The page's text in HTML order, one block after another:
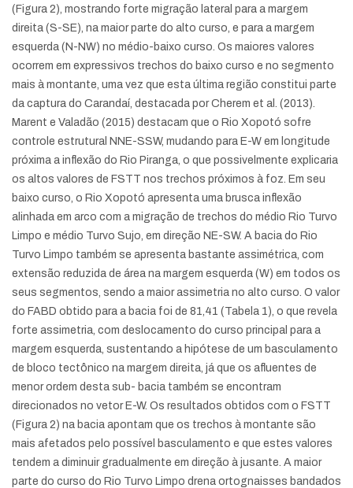
(Figura 2), mostrando forte migração lateral para a margem
direita (S-SE), na maior parte do alto curso, e para a margem
esquerda (N-NW) no médio-baixo curso. Os maiores valores
ocorrem em expressivos trechos do baixo curso e no segmento
mais à montante, uma vez que esta última região constitui parte
da captura do Carandaí, destacada por Cherem et al. (2013).
Marent e Valadão (2015) destacam que o Rio Xopotó sofre
controle estrutural NNE-SSW, mudando para E-W em longitude
próxima a inflexão do Rio Piranga, o que possivelmente explicaria
os altos valores de FSTT nos trechos próximos à foz. Em seu
baixo curso, o Rio Xopotó apresenta uma brusca inflexão
alinhada em arco com a migração de trechos do médio Rio Turvo
Limpo e médio Turvo Sujo, em direção NE-SW. A bacia do Rio
Turvo Limpo também se apresenta bastante assimétrica, com
extensão reduzida de área na margem esquerda (W) em todos os
seus segmentos, sendo a maior assimetria no alto curso. O valor
do FABD obtido para a bacia foi de 81,41 (Tabela 1), o que revela
forte assimetria, com deslocamento do curso principal para a
margem esquerda, sustentando a hipótese de um basculamento
de bloco tectônico na margem direita, já que os afluentes de
menor ordem desta sub- bacia também se encontram
direcionados no vetor E-W. Os resultados obtidos com o FSTT
(Figura 2) na bacia apontam que os trechos à montante são
mais afetados pelo possível basculamento e que estes valores
tendem a diminuir gradualmente em direção à jusante. A maior
parte do curso do Rio Turvo Limpo drena ortognaisses bandados